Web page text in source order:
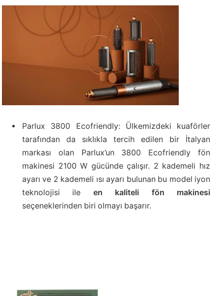
Parlux 3800 Ecofriendly: Ülkemizdeki kuaförler
tarafından da sıklıkla tercih edilen bir İtalyan
markası olan Parlux’un 3800 Ecofriendly fön
makinesi 2100 W gücünde çalışır. 2 kademeli hız
ayarı ve 2 kademeli ısı ayarı bulunan bu model iyon
teknolojisi ile en kaliteli fön makinesi
seçeneklerinden biri olmayı başarır.